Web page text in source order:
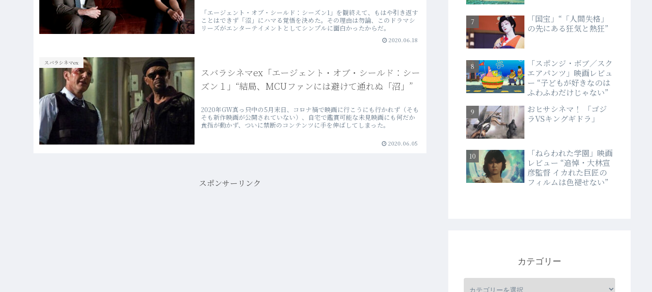
「エージェント・オブ・シールド：シーズン1」を観終えて、もはや引き返す
ことはできず「沼」にハマる覚悟を決めた。その理由は勿論、このドラマシ
リーズがエンターテイメントとしてシンプルに面白かったからだ。
2020.06.18
スバラシネマex
スバラシネマex「エージェント・オブ・シールド：シー
ズン１」“結局、MCUファンには避けて通れぬ「沼」”
2020年GW真っ只中の5月末日、コロナ禍で映画に行こうにも行かれず（そも
そも新作映画が公開されていない）、自宅で鑑賞可能な未見映画にも何だか
食指が動かず、ついに禁断のコンテンツに手を伸ばしてしまった。
2020.06.05
スポンサーリンク
「国宝」“「人間失格」
の先にある狂気と熱狂”
「スポンジ・ボブ／スク
エアパンツ」映画レビュ
ー “子どもが好きなのは
ふわふわだけじゃない”
おヒサシネマ！ 「ゴジ
ラVSキングギドラ」
「ねらわれた学園」映画
レビュー “追悼・大林宣
彦監督 イカれた巨匠の
フィルムは色褪せない”
カテゴリー